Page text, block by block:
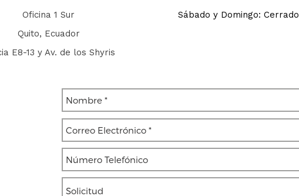
Oficina 1 Sur
Quito, Ecuador
E8-13 y Av. de los Shyris
Sábado y Domingo: Cerrado